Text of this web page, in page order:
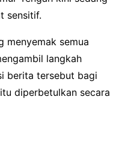
sensitif.
menyemak semua
langkah
berita tersebut bagi
diperbetulkan secara